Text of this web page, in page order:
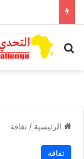
بحث عن
الرئيسية / ثقافة
ثقافة